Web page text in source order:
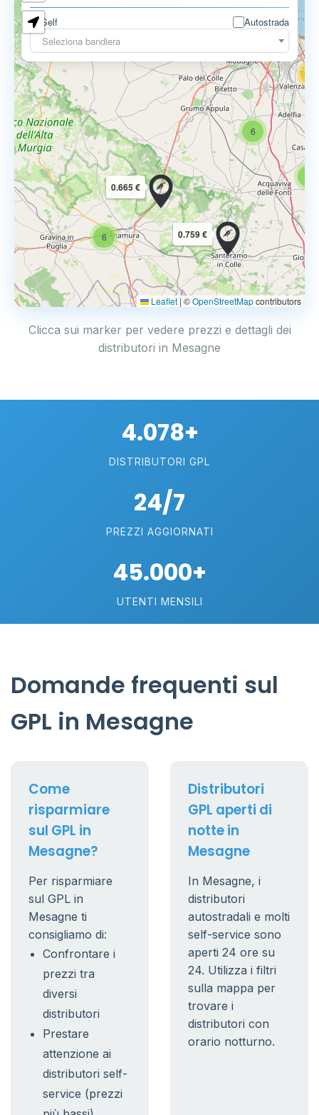
Self
Autostrada
Seleziona bandiera
6
6
0.759 €
0.665 €
Leaflet | ©OpenStreetMapcontributors
Clicca sui marker per vedere prezzi e dettagli dei
distributori in Mesagne
4.078+
DISTRIBUTORI GPL
24/7
PREZZI AGGIORNATI
45.000+
UTENTI MENSILI
Domande frequenti sul
GPL in Mesagne
Come
risparmiare
sul GPL in
Mesagne?
Per risparmiare
sul GPL in
Mesagne ti
consigliamo di:
Confrontare i
prezzi tra
diversi
distributori
Prestare
attenzione ai
distributori self-
service (prezzi
Distributori
GPL aperti di
notte in
Mesagne
In Mesagne, i
distributori
autostradali e molti
self-service sono
aperti 24 ore su
24. Utilizza i filtri
sulla mappa per
trovare i
distributori con
orario notturno.